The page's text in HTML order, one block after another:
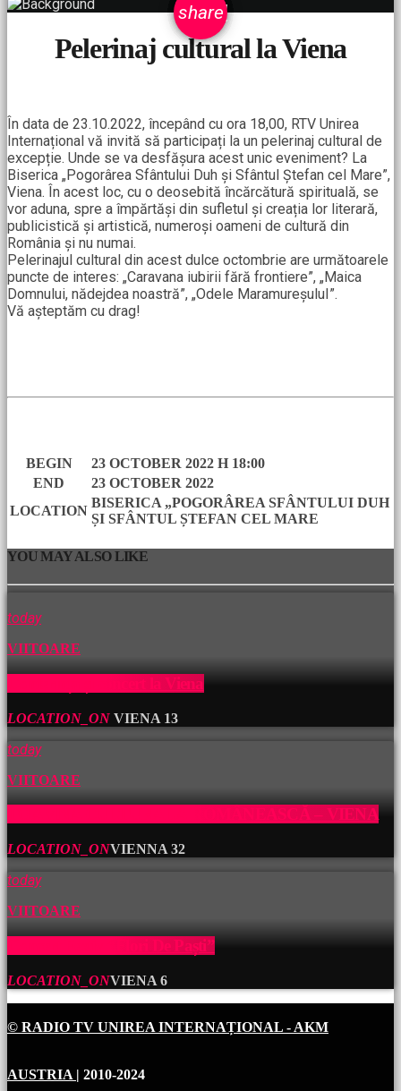
share
email
Pelerinaj cultural la Viena
În data de 23.10.2022, începând cu ora 18,00, RTV Unirea
Internațional vă invită să participați la un pelerinaj cultural de
excepție. Unde se va desfășura acest unic eveniment? La
Biserica „Pogorârea Sfântului Duh și Sfântul Ștefan cel Mare”,
Viena. În acest loc, cu o deosebită încărcătură spirituală, se
vor aduna, spre a împărtăși din sufletul și creația lor literară,
publicistică și artistică, numeroși oameni de cultură din
România și nu numai.
Pelerinajul cultural din acest dulce octombrie are următoarele
puncte de interes: „Caravana iubirii fără frontiere”, „Maica
Domnului, nădejdea noastră”, „Odele MaramureșuluI”.
Vă așteptăm cu drag!
BEGIN
23 OCTOBER 2022 H 18:00
END
23 OCTOBER 2022
LOCATION
BISERICA „POGORÂREA SFÂNTULUI DUH
ȘI SFÂNTUL ȘTEFAN CEL MARE
YOU MAY ALSO LIKE
today
VIITOARE
Conferință și concert la Viena
LOCATION_ON VIENA 13
today
VIITOARE
TOAMNA CULTURALĂ ROMÂNEASCĂ – VIENA
LOCATION_ONVIENNA 32
today
VIITOARE
Concert Festiv “Flori De Paști”
LOCATION_ONVIENA 6
© RADIO TV UNIREA INTERNAȚIONAL - AKM
AUSTRIA | 2010-2024